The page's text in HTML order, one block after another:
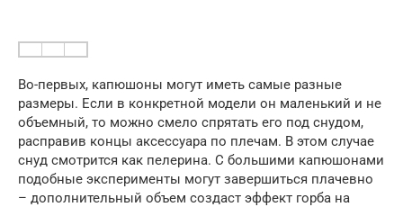
Во-первых, капюшоны могут иметь самые разные
размеры. Если в конкретной модели он маленький и не
объемный, то можно смело спрятать его под снудом,
расправив концы аксессуара по плечам. В этом случае
снуд смотрится как пелерина. С большими капюшонами
подобные эксперименты могут завершиться плачевно
– дополнительный объем создаст эффект горба на